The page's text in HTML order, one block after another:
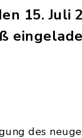
15. Juli
des